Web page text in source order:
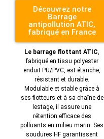
Découvrez notre
Barrage
antipollution ATIC,
fabriqué en France
Le barrage flottant ATIC,
fabriqué en tissu polyester
enduit PU/PVC, est étanche,
résistant et durable.
Modulable et stable grâce à
ses flotteurs et à sa chaîne de
lestage, il assure une
rétention efficace des
polluants en milieu marin. Ses
soudures HF garantissent